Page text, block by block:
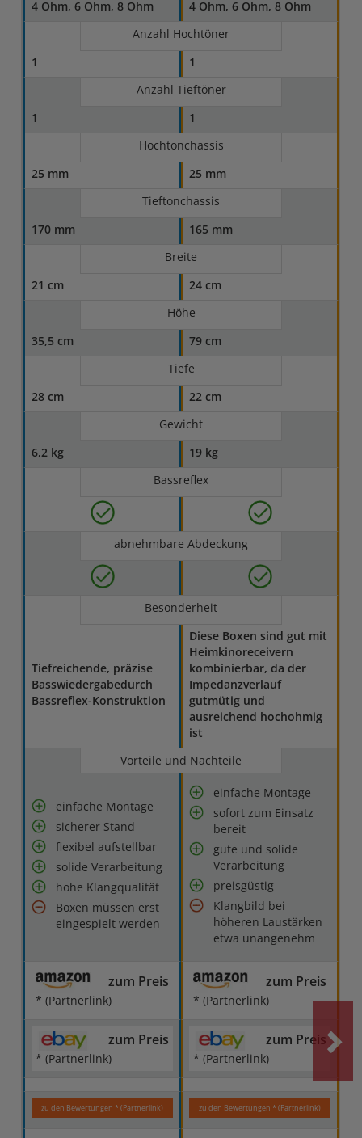
4 Ohm, 6 Ohm, 8 Ohm
4 Ohm, 6 Ohm, 8 Ohm
Anzahl Hochtöner
1
1
Anzahl Tieftöner
1
1
Hochtonchassis
25 mm
25 mm
Tieftonchassis
170 mm
165 mm
Breite
21 cm
24 cm
Höhe
35,5 cm
79 cm
Tiefe
28 cm
22 cm
Gewicht
6,2 kg
19 kg
Bassreflex
abnehmbare Abdeckung
Besonderheit
Tiefreichende, präzise
Basswiedergabedurch
Bassreflex-Konstruktion
Diese Boxen sind gut mit
Heimkinoreceivern
kombinierbar, da der
Impedanzverlauf
gutmütig und
ausreichend hochohmig
ist
Vorteile und Nachteile
einfache Montage
sicherer Stand
flexibel aufstellbar
solide Verarbeitung
hohe Klangqualität
Boxen müssen erst
eingespielt werden
einfache Montage
sofort zum Einsatz
bereit
gute und solide
Verarbeitung
preisgüstig
Klangbild bei
höheren Laustärken
etwa unangenehm
zum Preis
* (Partnerlink)
zum Preis
* (Partnerlink)
zum Preis
* (Partnerlink)
zum Preis
* (Partnerlink)
zu den Bewertungen * (Partnerlink) zu den Bewertungen * (Partnerlink)